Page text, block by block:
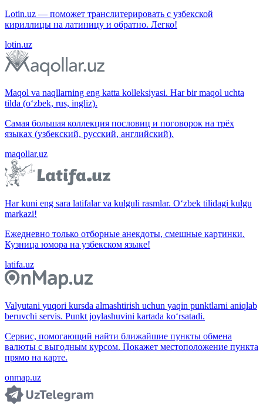
Lotin.uz — поможет транслитерировать с узбекской
кириллицы на латиницу и обратно. Легко!
lotin.uz
Maqol va naqllarning eng katta kolleksiyasi. Har bir maqol uchta
tilda (o‘zbek, rus, ingliz).
Самая большая коллекция пословиц и поговорок на трёх
языках (узбекский, русский, английский).
maqollar.uz
Har kuni eng sara latifalar va kulguli rasmlar. O‘zbek tilidagi kulgu
markazi!
Ежедневно только отборные анекдоты, смешные картинки.
Кузница юмора на узбекском языке!
latifa.uz
Valyutani yuqori kursda almashtirish uchun yaqin punktlarni aniqlab
beruvchi servis. Punkt joylashuvini kartada ko‘rsatadi.
Сервис, помогающий найти ближайшие пункты обмена
валюты с выгодным курсом. Покажет местоположение пункта
прямо на карте.
onmap.uz